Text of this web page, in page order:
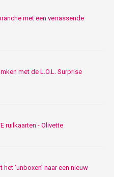
met een verrassende
met de L.O.L. Surprise
ruilkaarten - Olivette
‘unboxen’ naar een nieuw